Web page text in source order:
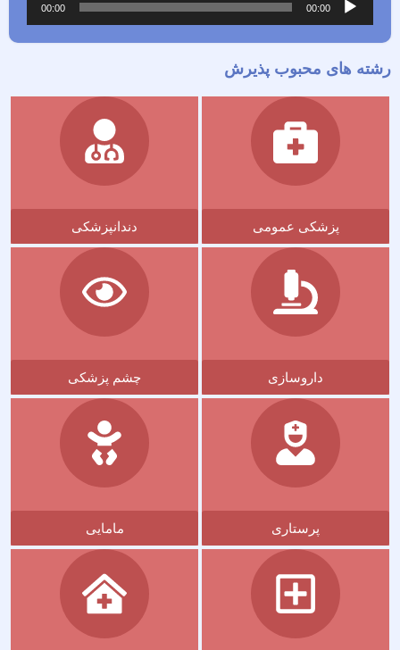
00:00
های محبوب پذیرش
پزشکی عمومی دندانپزشکی
داروسازی چشم پزشکی
پرستاری مامایی